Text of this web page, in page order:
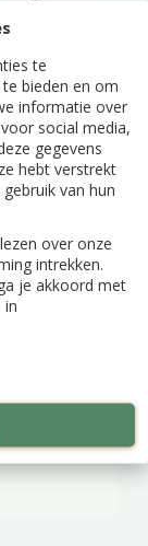
te
bieden en om
informatie over
social media,
gegevens
hebt verstrekt
van hun
over onze
intrekken.
je akkoord met
in